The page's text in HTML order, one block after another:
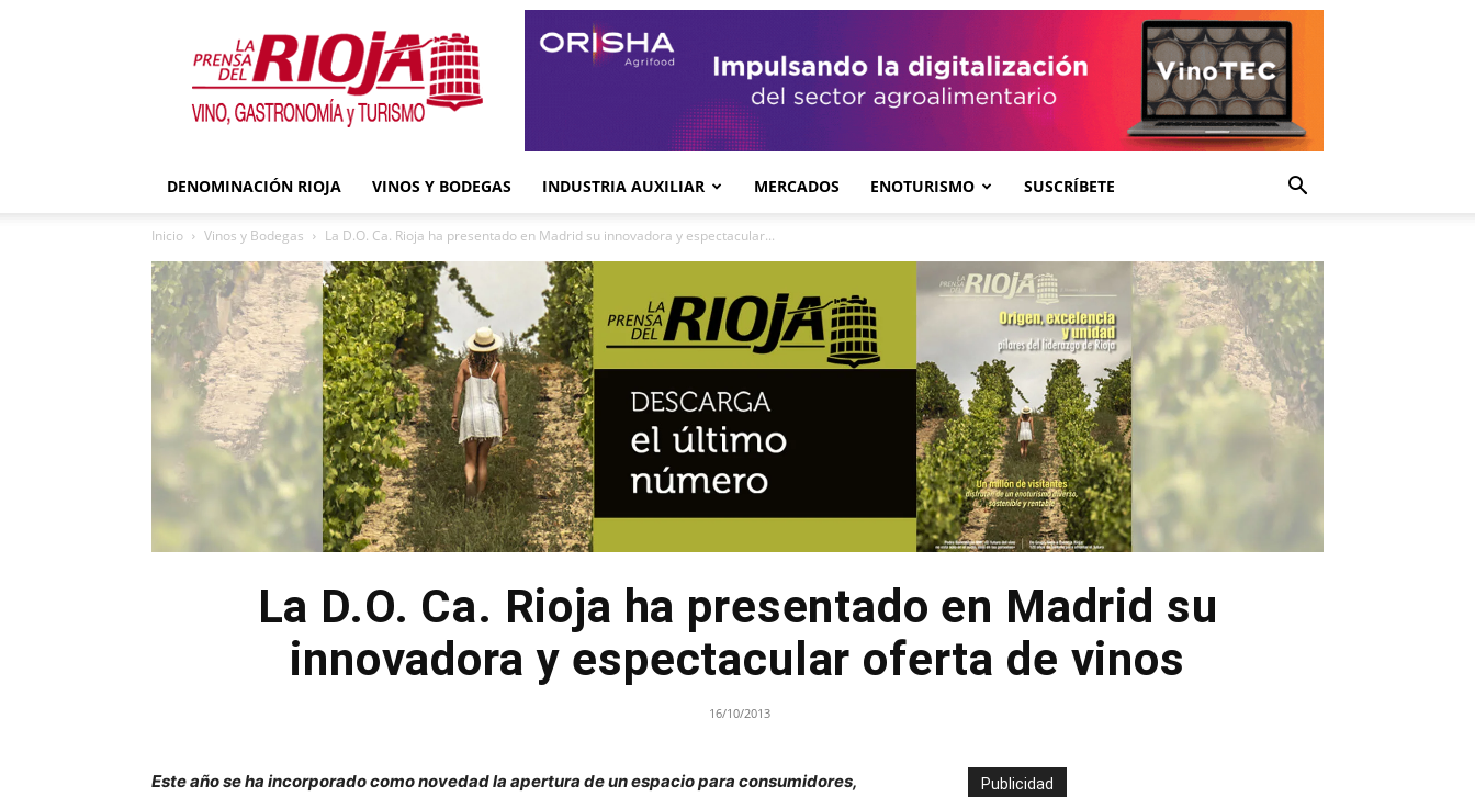
La
Prensa
del
Rioja
DENOMINACIÓN RIOJA VINOS Y BODEGAS INDUSTRIA AUXILIAR MERCADOS ENOTURISMO SUSCRÍBETE
Inicio Vinos y Bodegas La D.O. Ca. Rioja ha presentado en Madrid su innovadora y espectacular...
La D.O. Ca. Rioja ha presentado en Madrid su
innovadora y espectacular oferta de vinos
16/10/2013
Este año se ha incorporado como novedad la apertura de un espacio para consumidores,
Publicidad